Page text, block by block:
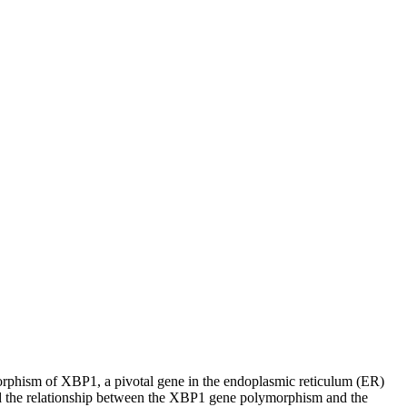
of XBP1, a pivotal gene in the endoplasmic reticulum (ER)
relationship between the XBP1 gene polymorphism and the